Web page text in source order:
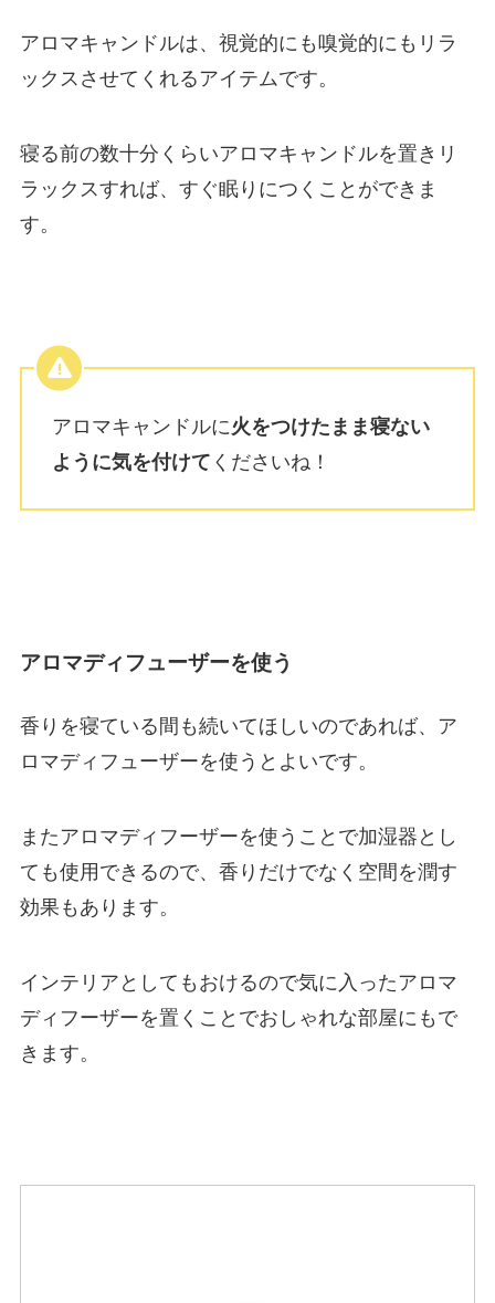
アロマキャンドルは、視覚的にも嗅覚的にもリラ
ックスさせてくれるアイテムです。
寝る前の数十分くらいアロマキャンドルを置きリ
ラックスすれば、すぐ眠りにつくことができま
す。
アロマキャンドルに火をつけたまま寝ない
ように気を付けて くださいね！
アロマディフューザーを使う
香りを寝ている間も続いてほしいのであれば、ア
ロマディフューザーを使うとよいです。
またアロマディフーザーを使うことで加湿器とし
ても使用できるので、香りだけでなく空間を潤す
効果もあります。
インテリアとしてもおけるので気に入ったアロマ
ディフーザーを置くことでおしゃれな部屋にもで
きます。